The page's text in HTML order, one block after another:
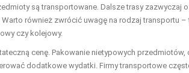
są transportowane. Dalsze trasy zazwyczaj
również zwrócić uwagę na rodzaj transportu
czy kolejowy.
cenę. Pakowanie nietypowych przedmiotów,
dodatkowe wydatki. Firmy transportowe